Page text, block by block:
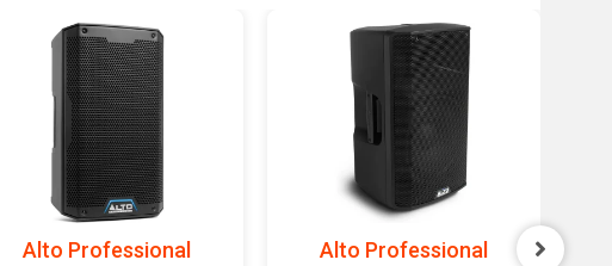
Alto Professional Alto Professional